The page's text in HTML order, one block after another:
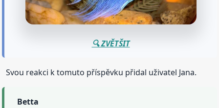
🔍 ZVĚTŠIT
Svou reakci k tomuto příspěvku přidal uživatel Jana.
Betta